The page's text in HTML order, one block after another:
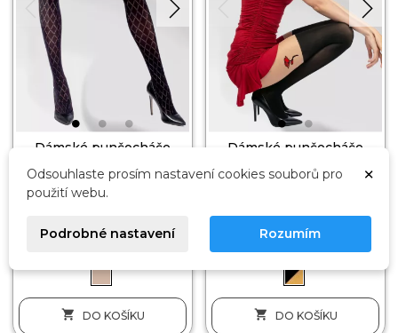
Dámské punčocháče
MIKROFIBRA
M L XL XXL
 DO KOŠÍKU
Dámské punčocháče
M L
 DO KOŠÍKU
×
Odsouhlaste prosím nastavení cookies souborů pro
použití webu.
Podrobné nastavení Rozumím